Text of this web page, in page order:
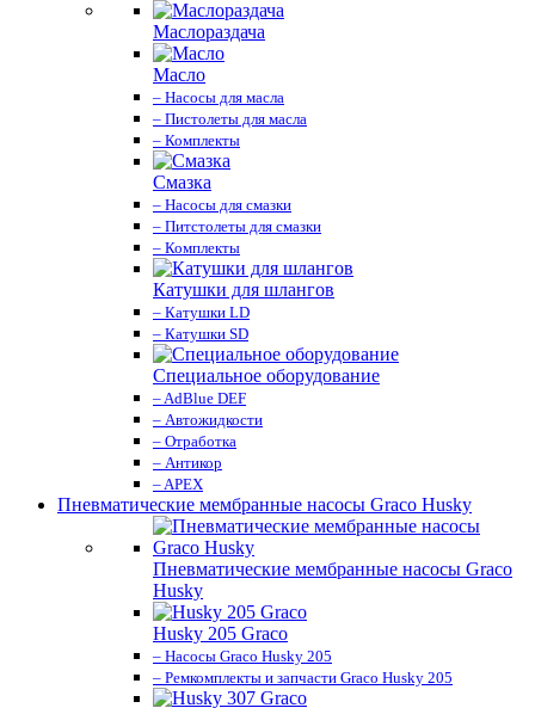
Маслораздача
Масло
– Насосы для масла
– Пистолеты для масла
– Комплекты
Смазка
– Насосы для смазки
– Питстолеты для смазки
– Комплекты
Катушки для шлангов
– Катушки LD
– Катушки SD
Специальное оборудование
– AdBlue DEF
– Автожидкости
– Отработка
– Антикор
– APEX
Пневматические мембранные насосы Graco Husky
Пневматические мембранные насосы Graco
Husky
Husky 205 Graco
– Насосы Graco Husky 205
– Ремкомплекты и запчасти Graco Husky 205